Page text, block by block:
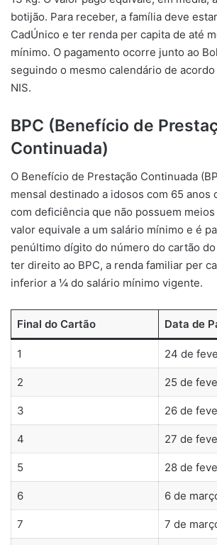
botijão. Para receber, a família deve
CadÚnico e ter renda per capita de até
mínimo. O pagamento ocorre junto ao
seguindo o mesmo calendário de
NIS.
BPC (Benefício de
Continuada)
O Benefício de Prestação Continuada
mensal destinado a idosos com 65 anos
com deficiência que não possuem
valor equivale a um salário mínimo e é
penúltimo dígito do número do cartão
ter direito ao BPC, a renda familiar per
inferior a ¼ do salário mínimo vigente.
Final do Cartão Data de
1 24 de
2 25 de
3 26 de
4 27 de
5 28 de
6 6 de
7 7 de